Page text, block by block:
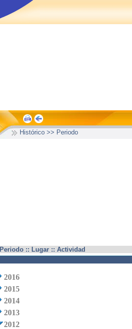
Histórico >> Periodo
Periodo :: Lugar :: Actividad
2016
2015
2014
2013
2012